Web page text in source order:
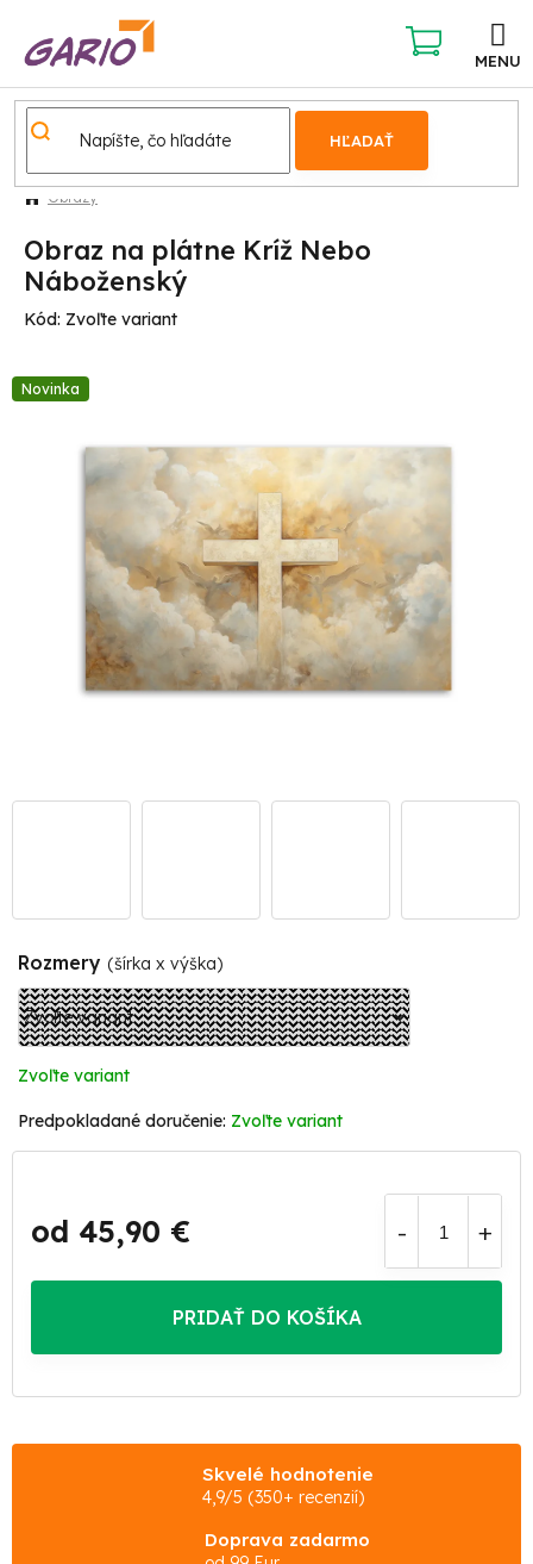
obsah
HĽADAŤ
NÁKUPNÝ
KOŠÍK
Obrazy
Obraz na plátne Kríž Nebo
Náboženský
Kód: Zvoľte variant
Novinka
Rozmery (šírka x výška)
Zvoľte variant
Zvoľte variant
od 45,90 €
Jednotková
cena:
PRIDAŤ DO KOŠÍKA
Skvelé hodnotenie
4,9/5 (350+ recenzií)
Doprava zadarmo